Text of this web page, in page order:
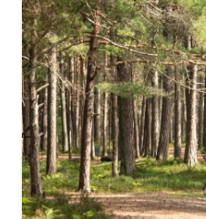
tic.roja@talsi.lv